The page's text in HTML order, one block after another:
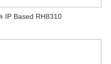
IP Based RH8310